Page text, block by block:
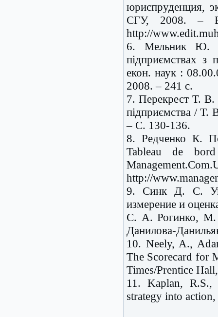
юриспруденция,
СГУ, 2008. –
http://
6. Мельник Ю. О.
підприємствах з
екон. наук :
2008. – 241 с.
7. Перекрест Т. В.
підприємства / Т.
– С. 130-136.
8. Редченко К.
Tableau de
http://
9. Синк Д. С.
измерение и
С. А. Рогинко, М.
Данилова-
10. Neely, A.,
The Scorecard for
Times/Prentice
11. Kaplan, R.S.,
strategy into